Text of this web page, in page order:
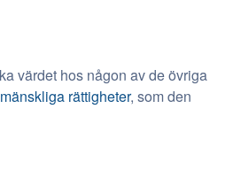
värdet hos någon av de övriga
rättigheter, som den